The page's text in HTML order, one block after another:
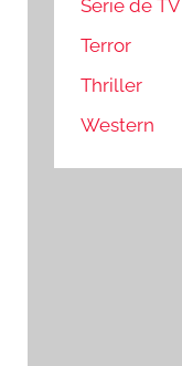
Serie de TV
Terror
Thriller
Western